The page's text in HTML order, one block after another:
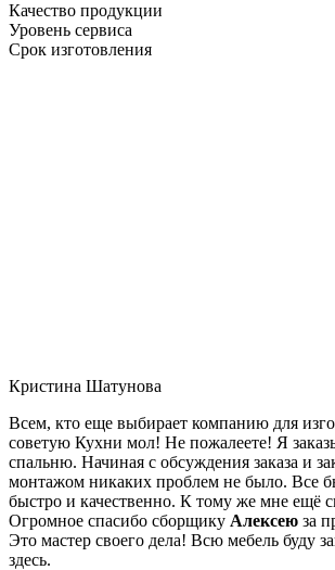
Качество продукции
Уровень сервиса
Срок изготовления
Кристина Шатунова
Всем, кто еще выбирает компанию для
советую Кухни мол! Не пожалеете! Я
спальню. Начиная с обсуждения заказа и
монтажом никаких проблем не было. Все
быстро и качественно. К тому же мне ещё
Огромное спасибо сборщику Алексею за
Это мастер своего дела! Всю мебель буду
здесь.